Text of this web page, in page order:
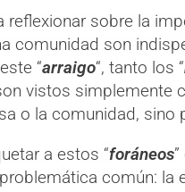
reflexionar sobre la
comunidad son
“arraigo“, tanto los “
vistos simplemente
o la comunidad, sino
a estos “foráneos
común: